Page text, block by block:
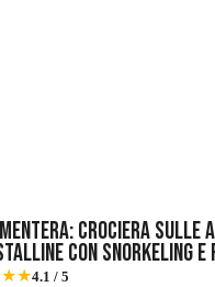
Crociera sulle
con snorkeling e
4.1 / 5